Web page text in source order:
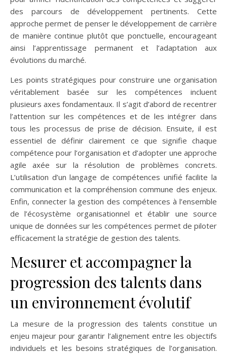
des parcours de développement pertinents. Cette
approche permet de penser le développement de carrière
de manière continue plutôt que ponctuelle, encourageant
ainsi l’apprentissage permanent et l’adaptation aux
évolutions du marché.
Les points stratégiques pour construire une organisation
véritablement basée sur les compétences incluent
plusieurs axes fondamentaux. Il s’agit d’abord de recentrer
l’attention sur les compétences et de les intégrer dans
tous les processus de prise de décision. Ensuite, il est
essentiel de définir clairement ce que signifie chaque
compétence pour l’organisation et d’adopter une approche
agile axée sur la résolution de problèmes concrets.
L’utilisation d’un langage de compétences unifié facilite la
communication et la compréhension commune des enjeux.
Enfin, connecter la gestion des compétences à l’ensemble
de l’écosystème organisationnel et établir une source
unique de données sur les compétences permet de piloter
efficacement la stratégie de gestion des talents.
Mesurer et accompagner la
progression des talents dans
un environnement évolutif
La mesure de la progression des talents constitue un
enjeu majeur pour garantir l’alignement entre les objectifs
individuels et les besoins stratégiques de l’organisation.